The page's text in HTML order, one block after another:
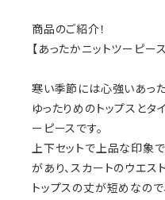
商品のご紹介！
【あったかニットツーピース
寒い季節には心強いあった
ゆったりめのトップスとタ
ーピースです。
上下セットで上品な印象
があり、スカートのウエ
トップスの丈が短めなので